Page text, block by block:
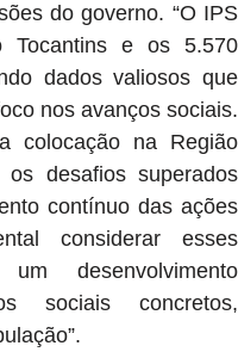
do governo. “O IPS
Tocantins e os 5.570
dados valiosos que
nos avanços sociais.
colocação na Região
desafios superados
contínuo das ações
considerar esses
desenvolvimento
sociais concretos,